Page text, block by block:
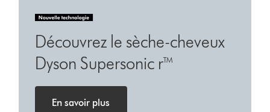
Découvrez le sèche-cheveux
Dyson Supersonic r™
En savoir plus